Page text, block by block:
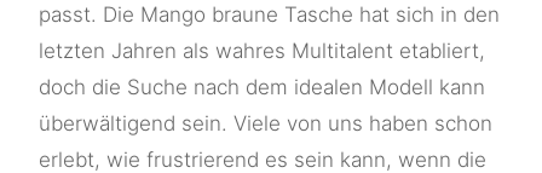
passt. Die Mango braune Tasche hat sich in den
letzten Jahren als wahres Multitalent etabliert,
doch die Suche nach dem idealen Modell kann
überwältigend sein. Viele von uns haben schon
erlebt, wie frustrierend es sein kann, wenn die